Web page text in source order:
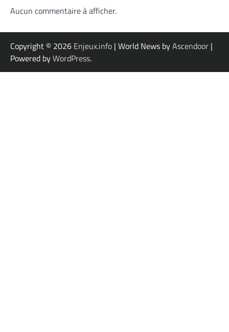
Aucun commentaire à afficher.
Copyright © 2026 Enjeux.info | World News byAscendoor |
Powered byWordPress.